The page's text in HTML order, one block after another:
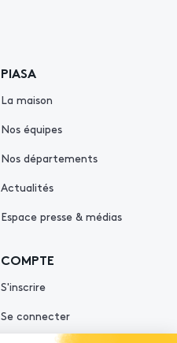
PIASA
La maison
Nos équipes
Nos départements
Actualités
Espace presse & médias
COMPTE
S'inscrire
Se connecter